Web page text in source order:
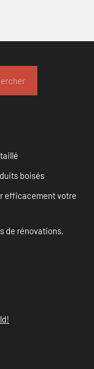
boisés
efficacement votre
de rénovations.